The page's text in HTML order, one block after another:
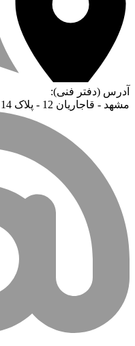
آدرس (دفتر فنی):
مشهد - قاجاریان 12 - پلاک 14 - واحد 2